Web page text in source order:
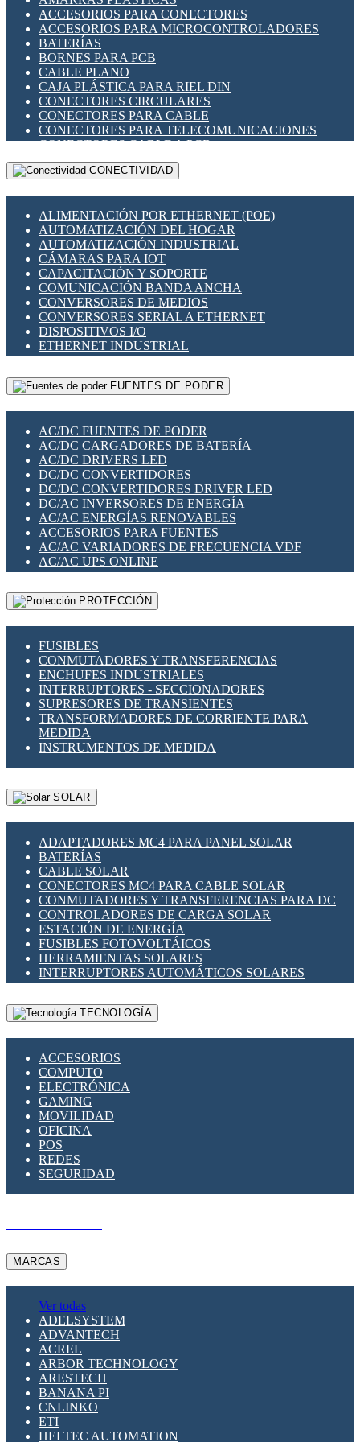
INDICADORES PARA PANEL
INTERFACES DE RELÉ
INTERRUPTORES FIN DE CARRERA
LLAVES CONMUTADORAS
MEDIDORES DE ENERGÍA Y TC'S DE CORRIENTE
MOTORES PASO A PASO
PANTALLAS HMI
PLC -CONTROLADORES LÓGICO PROGRAMABLES
PROGRAMADORES DE HORARIO
RELÉS DE PROTECCIÓN
SENSORES CAPACITIVOS
SENSORES INDUCTIVOS
TEMPORIZADORES
VARIACS
VARIADORES DE FRECUENCIA [VDF]
SECCIONADORES - INTERRUPTORES
MAQUINARIA
ACCESORIOS PARA CONECTORES
ACCESORIOS PARA MICROCONTROLADORES
BATERÍAS
BORNES PARA PCB
CABLE PLANO
CAJA PLÁSTICA PARA RIEL DIN
CONECTORES CIRCULARES
CONECTORES PARA CABLE
CONECTORES PARA TELECOMUNICACIONES
CONECTORES CABLE A PCB
CONECTORES PCB A CABLE
DIP SWITCHES
HERRAMIENTAS VARIAS
ILUMINACIÓN LED
INTERRUPTORES REED
INTERFACES DE RELÉ
OTROS RELÉS
PROTECCIÓN TÉRMICA
RELÉS AUTOMOTRICES
RELÉS DE SEÑAL
RELÉS DE ESTADO SÓLIDO SSR
RELÉS INDUSTRIALES
RELÉS MINIATURA DE POTENCIA
SENSORES MAGNÉTICOS
SWITCH Y MICROSWITCH
TARJETAS PI
UNIÓN Y DERIVACIÓN DE CABLE
CONECTIVIDAD
ALIMENTACIÓN POR ETHERNET (POE)
AUTOMATIZACIÓN DEL HOGAR
AUTOMATIZACIÓN INDUSTRIAL
CÁMARAS PARA IOT
CAPACITACIÓN Y SOPORTE
COMUNICACIÓN BANDA ANCHA
CONVERSORES DE MEDIOS
CONVERSORES SERIAL A ETHERNET
DISPOSITIVOS I/O
ETHERNET INDUSTRIAL
EXTENSOR ETHERNET SOBRE CABLE COBRE
GATEWAY LORAWAN
GESTIÓN DE REDES
PLACAS MODULARES IOT
SWITCHES Y REDES WIFI
SOLUCIONES IOT
SOLUCIONES LORAWAN
SOLUCIONES RED CELULAR
SEGURIDAD PARA REDES
SWITCHES LAN
TELEFONÍA IP (VOIP)
VIGILANCIA IP (CCTV)
MESHTASTIC
FUENTES DE PODER
AC/DC FUENTES DE PODER
AC/DC CARGADORES DE BATERÍA
AC/DC DRIVERS LED
DC/DC CONVERTIDORES
DC/DC CONVERTIDORES DRIVER LED
DC/AC INVERSORES DE ENERGÍA
AC/AC ENERGÍAS RENOVABLES
ACCESORIOS PARA FUENTES
AC/AC VARIADORES DE FRECUENCIA VDF
AC/AC UPS ONLINE
PROTECCIÓN
FUSIBLES
CONMUTADORES Y TRANSFERENCIAS
ENCHUFES INDUSTRIALES
INTERRUPTORES - SECCIONADORES
SUPRESORES DE TRANSIENTES
TRANSFORMADORES DE CORRIENTE PARA
MEDIDA
INSTRUMENTOS DE MEDIDA
SOLAR
ADAPTADORES MC4 PARA PANEL SOLAR
BATERÍAS
CABLE SOLAR
CONECTORES MC4 PARA CABLE SOLAR
CONMUTADORES Y TRANSFERENCIAS PARA DC
CONTROLADORES DE CARGA SOLAR
ESTACIÓN DE ENERGÍA
FUSIBLES FOTOVOLTÁICOS
HERRAMIENTAS SOLARES
INTERRUPTORES AUTOMÁTICOS SOLARES
INTERRUPTORES - SECCIONADORES
FOTOVOLTÁICOS
MONTAJE PANEL SOLAR
SUPRESOR DE TRANSIENTES SPDS PARA
APLICACIONES FOTOVOLTAICAS
TECNOLOGÍA
ACCESORIOS
COMPUTO
ELECTRÓNICA
GAMING
MOVILIDAD
OFICINA
POS
REDES
SEGURIDAD
MARCAS
Ver todas
ADELSYSTEM
ADVANTECH
ACREL
ARBOR TECHNOLOGY
ARESTECH
BANANA PI
CNLINKO
ETI
HELTEC AUTOMATION